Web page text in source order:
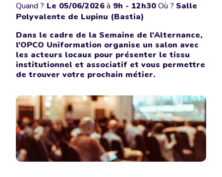
Quand ? Le 05/06/2026à 9h - 12h30Où ?Salle
Polyvalente de Lupinu (Bastia)
Dans le cadre de la Semaine de l'Alternance,
l'OPCO Uniformation organise un salon avec
les acteurs locaux pour présenter le tissu
institutionnel et associatif et vous permettre
de trouver votre prochain métier.